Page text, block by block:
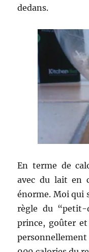
dedans.
En terme de
avec du lait en
énorme. Moi qui
règle du “petit-
prince, goûter